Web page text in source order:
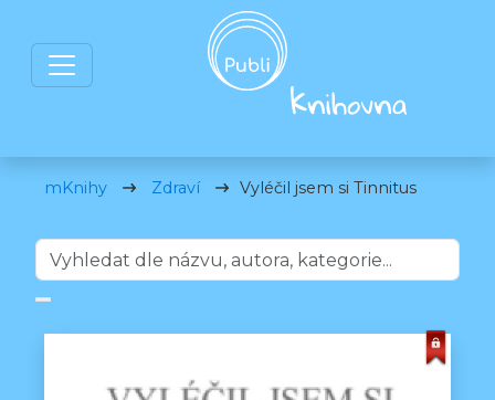
mKnihy Zdraví Vyléčil jsem si Tinnitus